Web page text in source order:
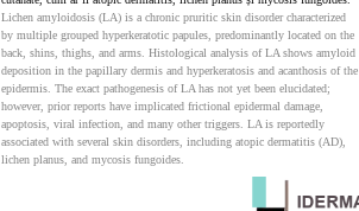
Lichen amyloidosis (LA) is a chronic pruritic skin disorder characterized
by multiple grouped hyperkeratotic papules, predominantly located on the
back, shins, thighs, and arms. Histological analysis of LA shows amyloid
deposition in the papillary dermis and hyperkeratosis and acanthosis of the
epidermis. The exact pathogenesis of LA has not yet been elucidated;
however, prior reports have implicated frictional epidermal damage,
apoptosis, viral infection, and many other triggers. LA is reportedly
associated with several skin disorders, including atopic dermatitis (AD),
lichen planus, and mycosis fungoides.